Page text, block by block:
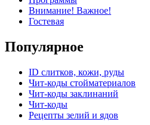
Внимание! Важное!
Гостевая
Популярное
ID слитков, кожи, руды
Чит-коды стойматериалов
Чит-коды заклинаний
Чит-коды
Рецепты зелий и ядов